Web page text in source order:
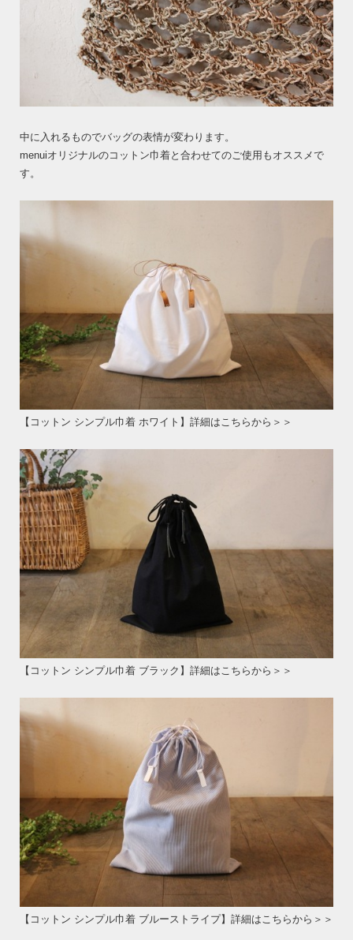
中に入れるものでバッグの表情が変わります。
menuiオリジナルのコットン巾着と合わせてのご使用もオススメで
す。
【コットン シンプル巾着 ホワイト】詳細はこちらから＞＞
【コットン シンプル巾着 ブラック】詳細はこちらから＞＞
【コットン シンプル巾着 ブルーストライプ】詳細はこちらから＞＞